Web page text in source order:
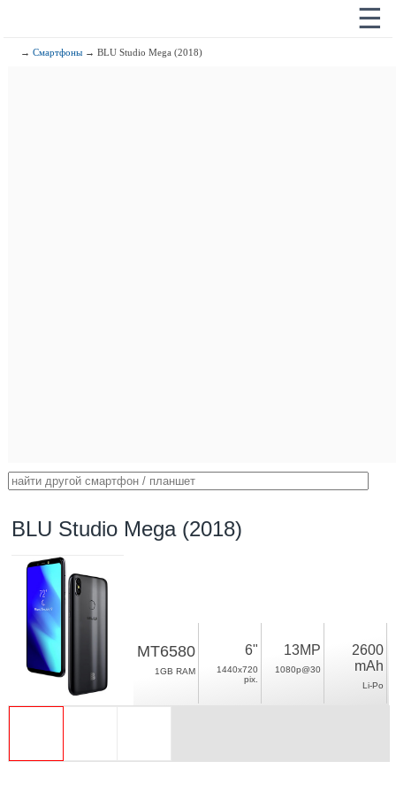
☰
→Смартфоны → BLU Studio Mega (2018)
BLU Studio Mega (2018)
MT6580
1GB RAM
6"
1440x720
pix.
13MP
1080p@30
2600
mAh
Li-Po